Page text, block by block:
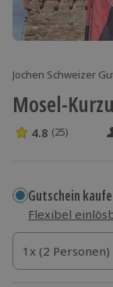
Jochen Schweizer
Mosel-
4.8 Sterne von 5
4.8 (25)
Gutschein
Flexibel
1x (2 Personen)
1x (2 Personen)
1x (2 Personen)